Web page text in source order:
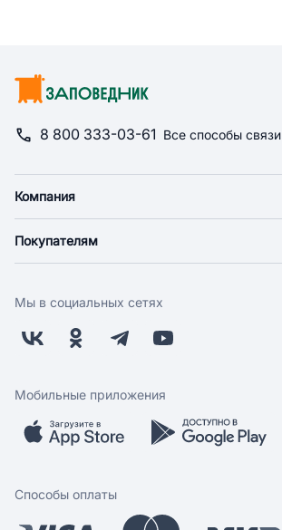
8 800 333-03-61 Все способы связи
Компания
Новости
Поставщикам
Заводчикам
Обратная связь
Покупателям
Оплата
Бонусная программа
Скидки и акции
Мобильное приложение
Мы в социальных сетях
Мобильные приложения
Способы оплаты